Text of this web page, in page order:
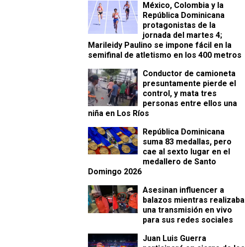
México, Colombia y la
República Dominicana
protagonistas de la
jornada del martes 4;
Marileidy Paulino se impone fácil en la
semifinal de atletismo en los 400 metros
Conductor de camioneta
presuntamente pierde el
control, y mata tres
personas entre ellos una
niña en Los Ríos
República Dominicana
suma 83 medallas, pero
cae al sexto lugar en el
medallero de Santo
Domingo 2026
Asesinan influencer a
balazos mientras realizaba
una transmisión en vivo
para sus redes sociales
Juan Luis Guerra